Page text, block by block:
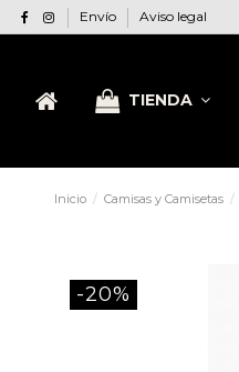
Envío Aviso legal
TIENDA
Inicio Camisas y Camisetas
-20%